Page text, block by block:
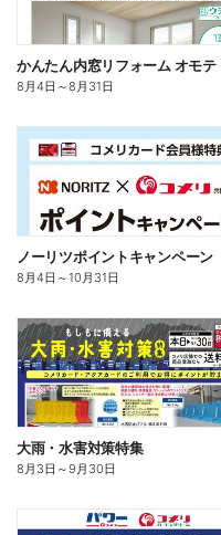
かんたん内窓リフォーム オモテ
8月4日 ～8月31日
ノーリツポイントキャンペーン
8月4日 ～10月31日
大雨・水害対策特集
8月3日 ～9月30日